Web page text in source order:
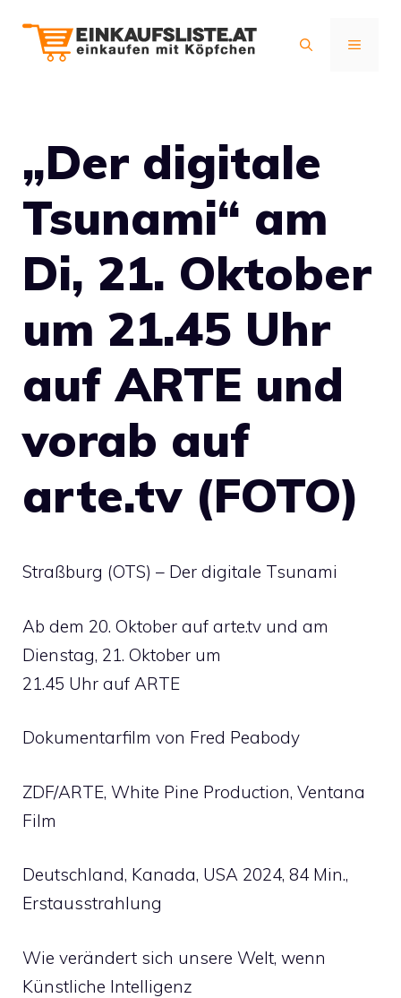
Inhalt
MENÜ
„Der digitale
Tsunami“ am
Di, 21. Oktober
um 21.45 Uhr
auf ARTE und
vorab auf
arte.tv (FOTO)
Straßburg (OTS) – Der digitale Tsunami
Ab dem 20. Oktober auf arte.tv und am
Dienstag, 21. Oktober um
21.45 Uhr auf ARTE
Dokumentarfilm von Fred Peabody
ZDF/ARTE, White Pine Production, Ventana
Film
Deutschland, Kanada, USA 2024, 84 Min.,
Erstausstrahlung
Wie verändert sich unsere Welt, wenn
Künstliche Intelligenz